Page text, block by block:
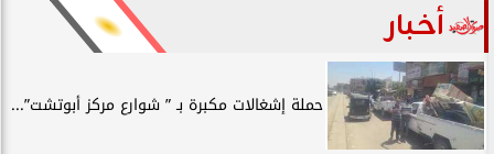
أخبار
حملة إشغالات مكبرة بـ ” شوارع مركز أبوتشت”...